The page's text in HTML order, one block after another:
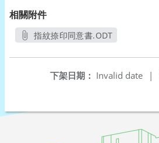
相關附件
指紋捺印同意書.ODT
下架日期： Invalid date
|